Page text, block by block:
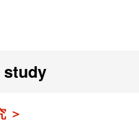
study
＞